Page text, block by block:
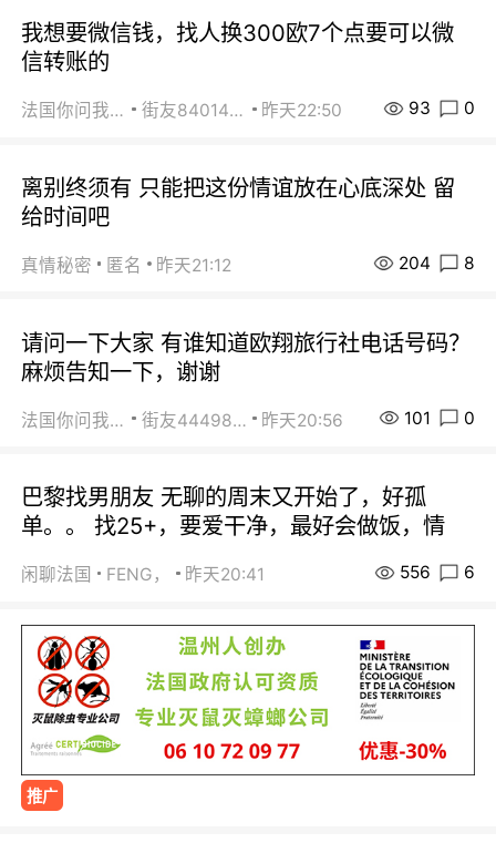
我想要微信钱，找人换300欧7个点要可以微
信转账的
法国你问我答 街友84014588 昨天22:50 93 0
离别终须有 只能把这份情谊放在心底深处 留
给时间吧
真情秘密 匿名 昨天21:12 204 8
请问一下大家 有谁知道欧翔旅行社电话号码？
麻烦告知一下，谢谢
法国你问我答 街友44498484 昨天20:56 101 0
巴黎找男朋友 无聊的周末又开始了，好孤
单。。 找25+，要爱干净，最好会做饭，情
闲聊法国 FENG， 昨天20:41 556 6
推广